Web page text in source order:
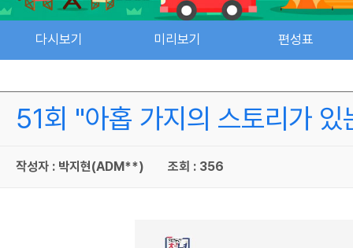
다시보기 미리보기 편성표
51회 "아홉 가지의 스토리가
작성자 : 박지현(ADM**) 조회 : 356